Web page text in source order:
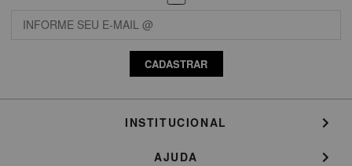
CADASTRAR
INSTITUCIONAL
AJUDA